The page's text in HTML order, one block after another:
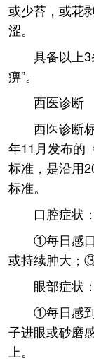
或少苔，或花
涩。
具备以上
痹”。
西医诊断
西医诊断
年11月发布的
标准，是沿用
标准。
口腔症状
①每日感
或持续肿大；
眼部症状
①每日感
子进眼或砂磨
上。